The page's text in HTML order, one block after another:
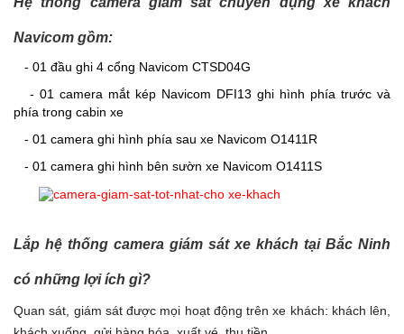
Navicom gồm:
- 01 đầu ghi 4 cổng Navicom CTSD04G
- 01 camera mắt kép Navicom DFI13 ghi hình phía trước và
phía trong cabin xe
- 01 camera ghi hình phía sau xe Navicom O1411R
- 01 camera ghi hình bên sườn xe Navicom O1411S
Lắp hệ thống camera giám sát xe khách tại Bắc Ninh
có những lợi ích gì?
Quan sát, giám sát được mọi hoạt động trên xe khách: khách lên,